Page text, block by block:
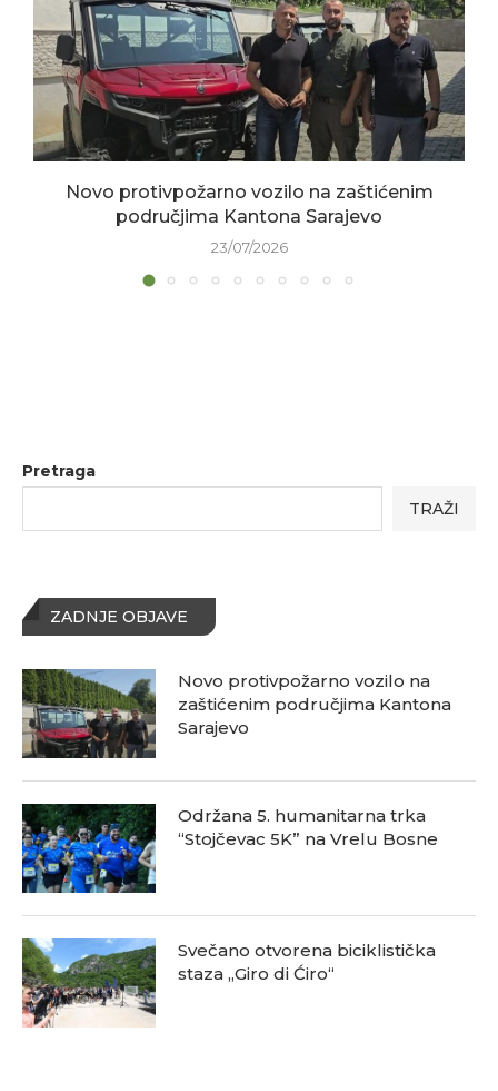
Novo protivpožarno vozilo na zaštićenim
područjima Kantona Sarajevo
23/07/2026
Pretraga
TRAŽI
ZADNJE OBJAVE
Novo protivpožarno vozilo na
zaštićenim područjima Kantona
Sarajevo
Održana 5. humanitarna trka
“Stojčevac 5K” na Vrelu Bosne
Svečano otvorena biciklistička
staza „Giro di Ćiro“